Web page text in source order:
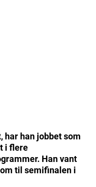
har han jobbet som
i flere
Han vant
til semifinalen i